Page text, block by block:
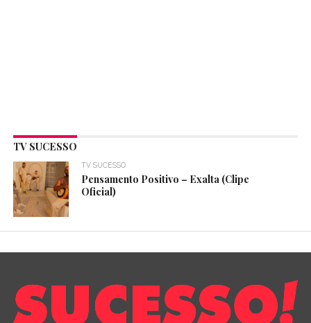
TV SUCESSO
TV SUCESSO
Pensamento Positivo – Exalta (Clipe
Oficial)